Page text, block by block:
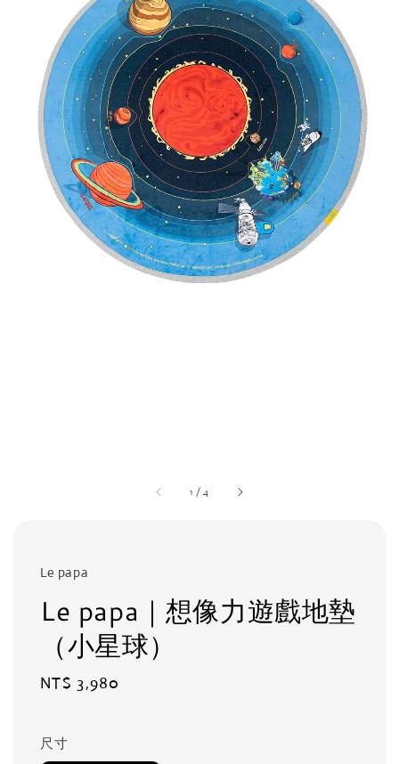
1 /4
Le papa
Le papa｜想像力遊戲地墊
（小星球）
Regular
NT$ 3,980
尺寸